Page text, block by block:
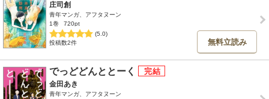
庄司創
青年マンガ、アフタヌーン
1巻
720pt
(5.0)
投稿数2件
無料立読み
でっどどんととーく
金田あき
青年マンガ、アフタヌーン